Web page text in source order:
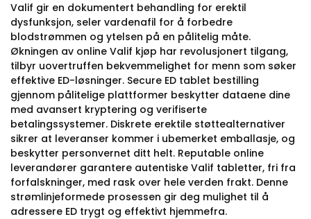
Valif gir en dokumentert behandling for erektil
dysfunksjon, seler vardenafil for å forbedre
blodstrømmen og ytelsen på en pålitelig måte.
Økningen av online Valif kjøp har revolusjonert tilgang,
tilbyr uovertruffen bekvemmelighet for menn som søker
effektive ED-løsninger. Secure ED tablet bestilling
gjennom pålitelige plattformer beskytter dataene dine
med avansert kryptering og verifiserte
betalingssystemer. Diskrete erektile støttealternativer
sikrer at leveranser kommer i ubemerket emballasje, og
beskytter personvernet ditt helt. Reputable online
leverandører garantere autentiske Valif tabletter, fri fra
forfalskninger, med rask over hele verden frakt. Denne
strømlinjeformede prosessen gir deg mulighet til å
adressere ED trygt og effektivt hjemmefra.